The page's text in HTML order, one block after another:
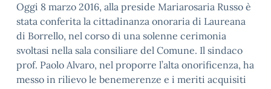
Oggi 8 marzo 2016, alla preside Mariarosaria Russo è
stata conferita la cittadinanza onoraria di Laureana
di Borrello, nel corso di una solenne cerimonia
svoltasi nella sala consiliare del Comune. Il sindaco
prof. Paolo Alvaro, nel proporre l’alta onorificenza, ha
messo in rilievo le benemerenze e i meriti acquisiti